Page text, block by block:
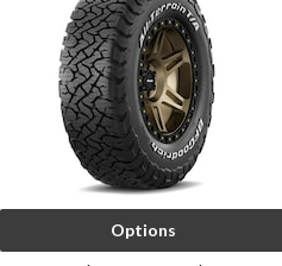
Options